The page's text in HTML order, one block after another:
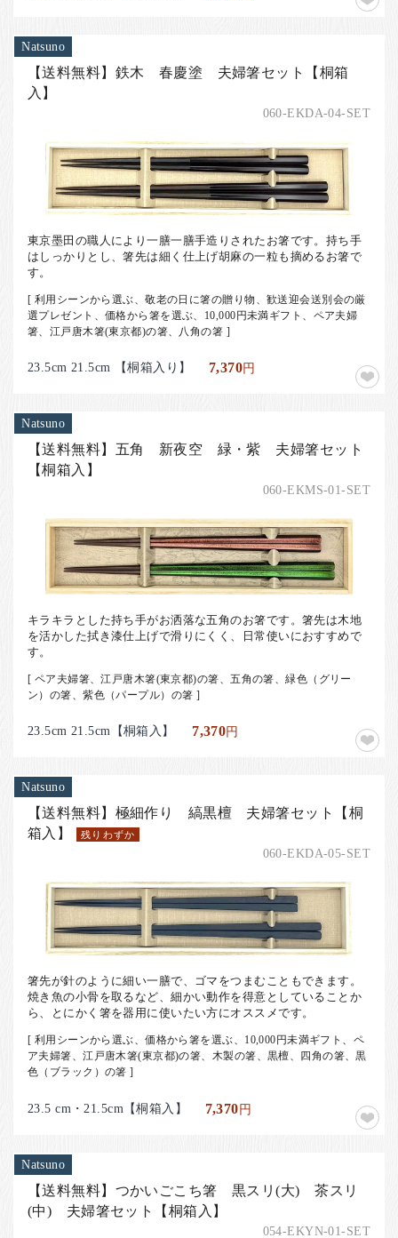
Natsuno
【送料無料】鉄木 春慶塗 夫婦箸セット【桐箱
入】
060-EKDA-04-SET
東京墨田の職人により一膳一膳手造りされたお箸です。持ち手
はしっかりとし、箸先は細く仕上げ胡麻の一粒も摘めるお箸で
す。
[ 利用シーンから選ぶ、敬老の日に箸の贈り物、歓送迎会送別会の厳
選プレゼント、価格から箸を選ぶ、10,000円未満ギフト、ペア夫婦
箸、江戸唐木箸(東京都)の箸、八角の箸 ]
23.5cm 21.5cm 【桐箱入り】 7,370円
Natsuno
【送料無料】五角 新夜空 緑・紫 夫婦箸セット
【桐箱入】
060-EKMS-01-SET
キラキラとした持ち手がお洒落な五角のお箸です。箸先は木地
を活かした拭き漆仕上げで滑りにくく、日常使いにおすすめで
す。
[ ペア夫婦箸、江戸唐木箸(東京都)の箸、五角の箸、緑色（グリー
ン）の箸、紫色（パープル）の箸 ]
23.5cm 21.5cm【桐箱入】 7,370円
Natsuno
【送料無料】極細作り 縞黒檀 夫婦箸セット【桐
箱入】
残りわずか
060-EKDA-05-SET
箸先が針のように細い一膳で、ゴマをつまむこともできます。
焼き魚の小骨を取るなど、細かい動作を得意としていることか
ら、とにかく箸を器用に使いたい方にオススメです。
[ 利用シーンから選ぶ、価格から箸を選ぶ、10,000円未満ギフト、ペ
ア夫婦箸、江戸唐木箸(東京都)の箸、木製の箸、黒檀、四角の箸、黒
色（ブラック）の箸 ]
23.5 cm・21.5cm【桐箱入】 7,370円
Natsuno
【送料無料】つかいごこち箸 黒スリ(大) 茶スリ
(中) 夫婦箸セット【桐箱入】
054-EKYN-01-SET